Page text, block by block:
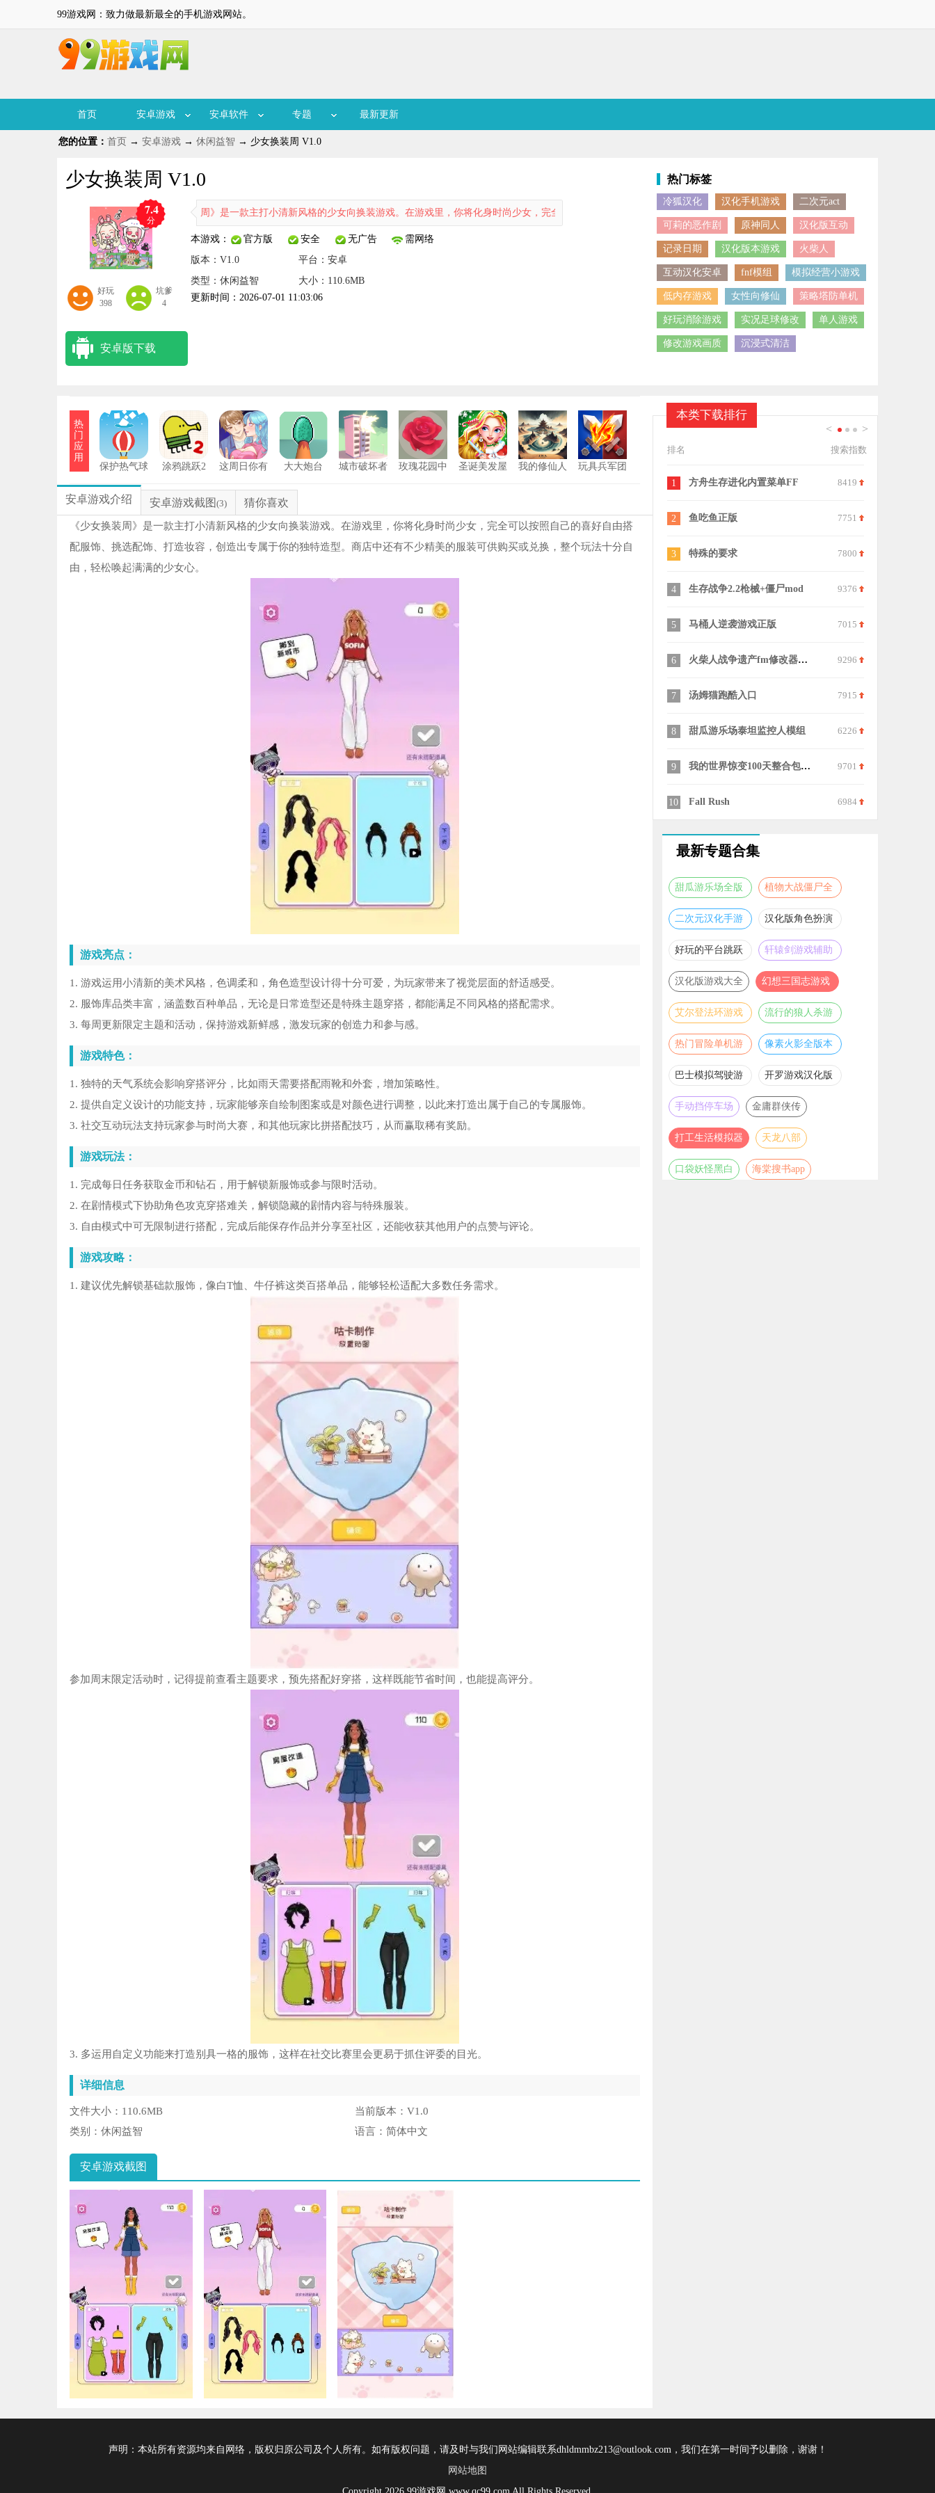
99游戏网：致力做最新最全的手机游戏网站。
首页 安卓游戏 安卓软件 专题 最新更新
您的位置： 首页 → 安卓游戏 → 休闲益智 → 少女换装周 V1.0
少女换装周 V1.0
7.4
分
好玩
398
坑爹
4
《少女换装周》是一款主打小清新风格的少女向换装游戏。在游戏里，你将化身时尚少女，完全可以按照自己的喜好自由搭配服饰、挑选配饰、打造妆容，创造出专属于你的独特造型。商店中
本游戏： 官方版 安全 无广告
需网络
版本：V1.0
平台： 安卓
类型：休闲益智
大小：110.6MB
更新时间：2026-07-01 11:03:06
安卓版下载
热门标签
冷狐汉化 汉化手机游戏 二次元act
可莉的恶作剧 原神同人 汉化版互动
记录日期 汉化版本游戏 火柴人
互动汉化安卓 fnf模组 模拟经营小游戏
低内存游戏 女性向修仙 策略塔防单机
好玩消除游戏 实况足球修改 单人游戏
修改游戏画质 沉浸式清洁
热
门
应
用
保护热气球
涂鸦跳跃2
这周日你有
大大炮台
城市破坏者
玫瑰花园中
圣诞美发屋
我的修仙人
玩具兵军团
安卓游戏介绍 安卓游戏截图 (3) 猜你喜欢
《少女换装周》是一款主打小清新风格的少女向换装游戏。在游戏里，你将化身时尚少女，完全可以按照自己的喜好自由搭
配服饰、挑选配饰、打造妆容，创造出专属于你的独特造型。商店中还有不少精美的服装可供购买或兑换，整个玩法十分自
由，轻松唤起满满的少女心。
游戏亮点：
1. 游戏运用小清新的美术风格，色调柔和，角色造型设计得十分可爱，为玩家带来了视觉层面的舒适感受。
2. 服饰库品类丰富，涵盖数百种单品，无论是日常造型还是特殊主题穿搭，都能满足不同风格的搭配需求。
3. 每周更新限定主题和活动，保持游戏新鲜感，激发玩家的创造力和参与感。
游戏特色：
1. 独特的天气系统会影响穿搭评分，比如雨天需要搭配雨靴和外套，增加策略性。
2. 提供自定义设计的功能支持，玩家能够亲自绘制图案或是对颜色进行调整，以此来打造出属于自己的专属服饰。
3. 社交互动玩法支持玩家参与时尚大赛，和其他玩家比拼搭配技巧，从而赢取稀有奖励。
游戏玩法：
1. 完成每日任务获取金币和钻石，用于解锁新服饰或参与限时活动。
2. 在剧情模式下协助角色攻克穿搭难关，解锁隐藏的剧情内容与特殊服装。
3. 自由模式中可无限制进行搭配，完成后能保存作品并分享至社区，还能收获其他用户的点赞与评论。
游戏攻略：
1. 建议优先解锁基础款服饰，像白T恤、牛仔裤这类百搭单品，能够轻松适配大多数任务需求。
参加周末限定活动时，记得提前查看主题要求，预先搭配好穿搭，这样既能节省时间，也能提高评分。
3. 多运用自定义功能来打造别具一格的服饰，这样在社交比赛里会更易于抓住评委的目光。
详细信息
文件大小： 110.6MB 当前版本： V1.0
类别： 休闲益智 语言： 简体中文
安卓游戏截图
本类下载排行
< >
排名 搜索指数
1 方舟生存进化内置菜单FF 8419
2 鱼吃鱼正版 7751
3 特殊的要求 7800
4 生存战争2.2枪械+僵尸mod 9376
5 马桶人逆袭游戏正版 7015
6 火柴人战争遗产fm修改器魔改版 9296
7 汤姆猫跑酷入口 7915
8 甜瓜游乐场泰坦监控人模组 6226
9 我的世界惊变100天整合包手机版 9701
10 Fall Rush 6984
最新专题合集
甜瓜游乐场全版
本合集
植物大战僵尸全
版本合集
二次元汉化手游
推荐
汉化版角色扮演
游戏大全
好玩的平台跳跃
游戏合集
轩辕剑游戏辅助
合集
汉化版游戏大全
幻想三国志游戏
辅助合集
艾尔登法环游戏
辅助合集
流行的狼人杀游
戏合集
热门冒险单机游
戏合集
像素火影全版本
合集
巴士模拟驾驶游
戏合集
开罗游戏汉化版
大全
手动挡停车场
金庸群侠传
打工生活模拟器 天龙八部
口袋妖怪黑白 海棠搜书app
声明：本站所有资源均来自网络，版权归原公司及个人所有。如有版权问题，请及时与我们网站编辑联系dhldmmbz213@outlook.com，我们在第一时间予以删除，谢谢！
网站地图